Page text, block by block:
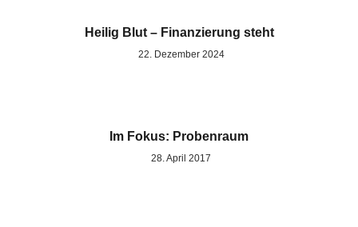
Heilig Blut – Finanzierung steht
22. Dezember 2024
Im Fokus: Probenraum
28. April 2017